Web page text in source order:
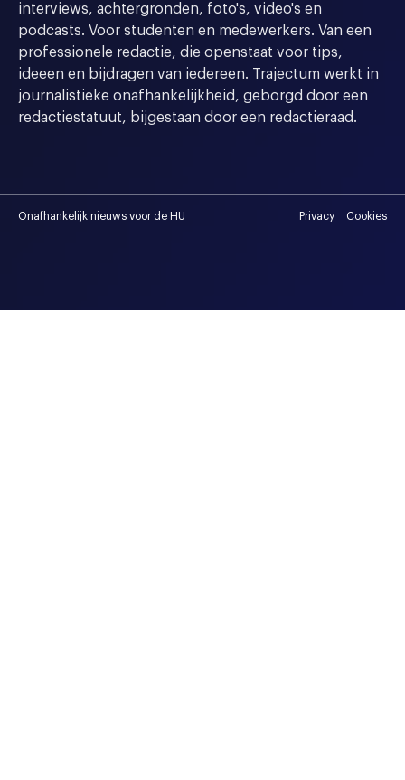
interviews, achtergronden, foto's, video's en
podcasts. Voor studenten en medewerkers. Van een
professionele redactie, die openstaat voor tips,
ideeen en bijdragen van iedereen. Trajectum werkt in
journalistieke onafhankelijkheid, geborgd door een
redactiestatuut, bijgestaan door een redactieraad.
Onafhankelijk nieuws voor de HU Privacy Cookies